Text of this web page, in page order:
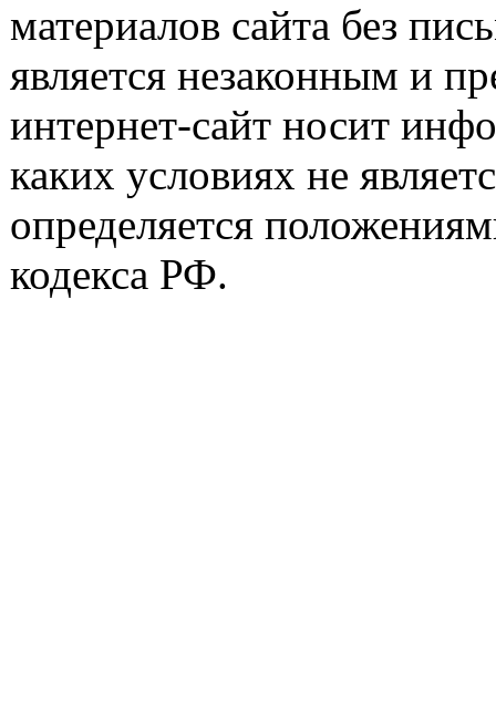
материалов сайта без
является незаконным и
интернет-сайт носит
каких условиях не
определяется
кодекса РФ.